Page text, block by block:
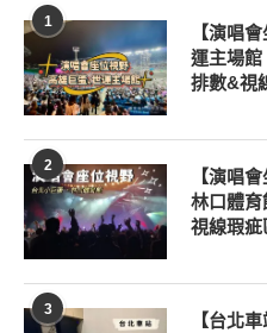
1
【演唱
運主場館
排數&視
2
【演唱
林口體育
視線瑕疵
3
【台北